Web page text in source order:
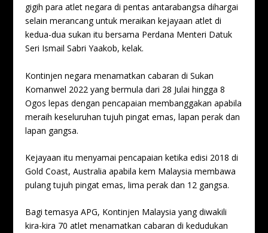
gigih para atlet negara di pentas antarabangsa dihargai
selain merancang untuk meraikan kejayaan atlet di
kedua-dua sukan itu bersama Perdana Menteri Datuk
Seri Ismail Sabri Yaakob, kelak.
Kontinjen negara menamatkan cabaran di Sukan
Komanwel 2022 yang bermula dari 28 Julai hingga 8
Ogos lepas dengan pencapaian membanggakan apabila
meraih keseluruhan tujuh pingat emas, lapan perak dan
lapan gangsa.
Kejayaan itu menyamai pencapaian ketika edisi 2018 di
Gold Coast, Australia apabila kem Malaysia membawa
pulang tujuh pingat emas, lima perak dan 12 gangsa.
Bagi temasya APG, Kontinjen Malaysia yang diwakili
kira-kira 70 atlet menamatkan cabaran di kedudukan